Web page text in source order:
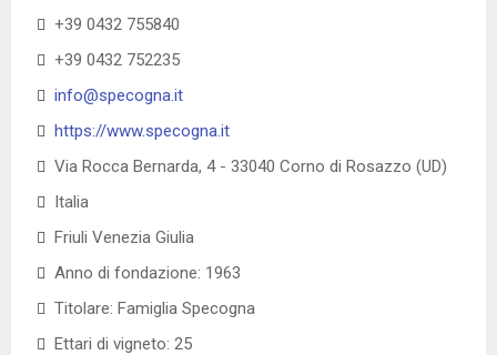
+39 0432 755840
+39 0432 752235
info@specogna.it
https://www.specogna.it
Via Rocca Bernarda, 4 - 33040 Corno di Rosazzo (UD)
Italia
Friuli Venezia Giulia
Anno di fondazione: 1963
Titolare: Famiglia Specogna
Ettari di vigneto: 25